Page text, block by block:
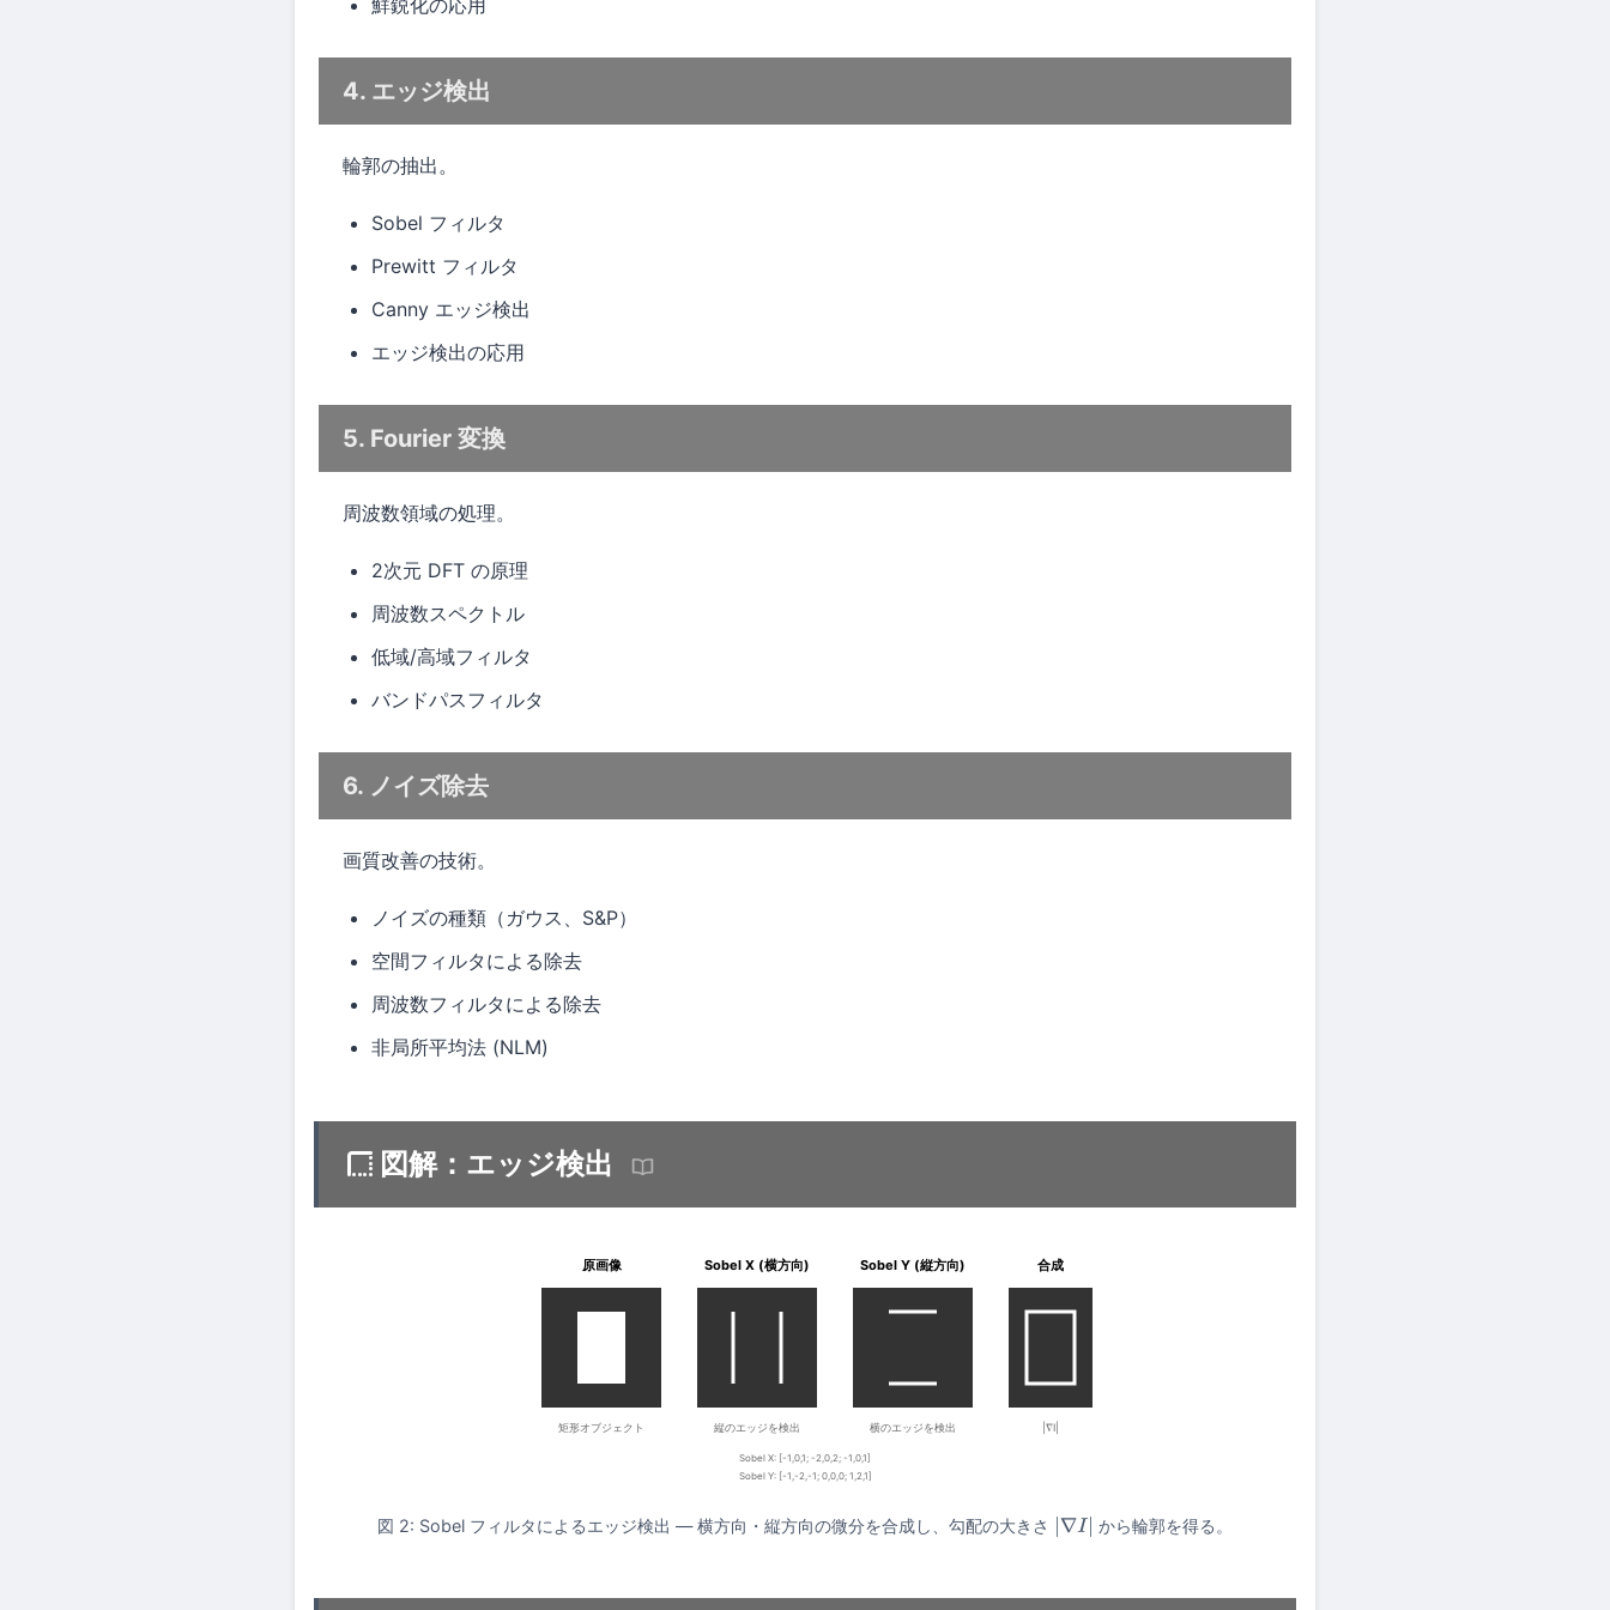
鮮鋭化の応用
4. エッジ検出
輪郭の抽出。
Sobel フィルタ
Prewitt フィルタ
Canny エッジ検出
エッジ検出の応用
5. Fourier 変換
周波数領域の処理。
2次元 DFT の原理
周波数スペクトル
低域/高域フィルタ
バンドパスフィルタ
6. ノイズ除去
画質改善の技術。
ノイズの種類（ガウス、S&P）
空間フィルタによる除去
周波数フィルタによる除去
非局所平均法 (NLM)
図解：エッジ検出
原画像
矩形オブジェクト
Sobel X (横方向)
縦のエッジを検出
Sobel Y (縦方向)
横のエッジを検出
合成
|∇I|
Sobel X: [-1,0,1; -2,0,2; -1,0,1]
Sobel Y: [-1,-2,-1; 0,0,0; 1,2,1]
図 2: Sobel フィルタによるエッジ検出 — 横方向・縦方向の微分を合成し、勾配の大きさ ∇I| から輪郭を得る。